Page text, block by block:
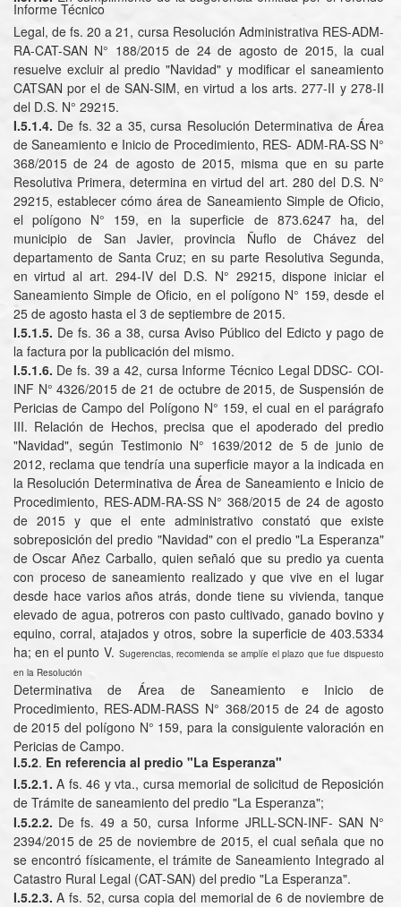
Informe Técnico
Legal, de fs. 20 a 21, cursa Resolución Administrativa RES-ADM-
RA-CAT-SAN N° 188/2015 de 24 de agosto de 2015, la cual
resuelve excluir al predio "Navidad" y modificar el saneamiento
CATSAN por el de SAN-SIM, en virtud a los arts. 277-II y 278-II
del D.S. N° 29215.
I.5.1.4. De fs. 32 a 35, cursa Resolución Determinativa de Área
de Saneamiento e Inicio de Procedimiento, RES- ADM-RA-SS N°
368/2015 de 24 de agosto de 2015, misma que en su parte
Resolutiva Primera, determina en virtud del art. 280 del D.S. N°
29215, establecer cómo área de Saneamiento Simple de Oficio,
el polígono N° 159, en la superficie de 873.6247 ha, del
municipio de San Javier, provincia Ñuflo de Chávez del
departamento de Santa Cruz; en su parte Resolutiva Segunda,
en virtud al art. 294-IV del D.S. N° 29215, dispone iniciar el
Saneamiento Simple de Oficio, en el polígono N° 159, desde el
25 de agosto hasta el 3 de septiembre de 2015.
I.5.1.5. De fs. 36 a 38, cursa Aviso Público del Edicto y pago de
la factura por la publicación del mismo.
I.5.1.6. De fs. 39 a 42, cursa Informe Técnico Legal DDSC- COI-
INF N° 4326/2015 de 21 de octubre de 2015, de Suspensión de
Pericias de Campo del Polígono N° 159, el cual en el parágrafo
III. Relación de Hechos, precisa que el apoderado del predio
"Navidad", según Testimonio N° 1639/2012 de 5 de junio de
2012, reclama que tendría una superficie mayor a la indicada en
la Resolución Determinativa de Área de Saneamiento e Inicio de
Procedimiento, RES-ADM-RA-SS N° 368/2015 de 24 de agosto
de 2015 y que el ente administrativo constató que existe
sobreposición del predio "Navidad" con el predio "La Esperanza"
de Oscar Añez Carballo, quien señaló que su predio ya cuenta
con proceso de saneamiento realizado y que vive en el lugar
desde hace varios años atrás, donde tiene su vivienda, tanque
elevado de agua, potreros con pasto cultivado, ganado bovino y
equino, corral, atajados y otros, sobre la superficie de 403.5334
ha; en el punto V. Sugerencias, recomienda se amplíe el plazo que fue dispuesto
en la Resolución
Determinativa de Área de Saneamiento e Inicio de
Procedimiento, RES-ADM-RASS N° 368/2015 de 24 de agosto
de 2015 del polígono N° 159, para la consiguiente valoración en
Pericias de Campo.
I.5.2. En referencia al predio "La Esperanza"
I.5.2.1. A fs. 46 y vta., cursa memorial de solicitud de Reposición
de Trámite de saneamiento del predio "La Esperanza";
I.5.2.2. De fs. 49 a 50, cursa Informe JRLL-SCN-INF- SAN N°
2394/2015 de 25 de noviembre de 2015, el cual señala que no
se encontró físicamente, el trámite de Saneamiento Integrado al
Catastro Rural Legal (CAT-SAN) del predio "La Esperanza".
I.5.2.3. A fs. 52, cursa copia del memorial de 6 de noviembre de